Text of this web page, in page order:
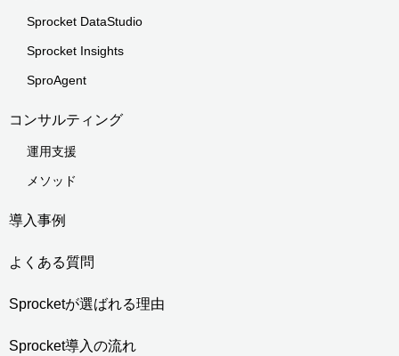
Sprocket DataStudio
Sprocket Insights
SproAgent
コンサルティング
運用支援
メソッド
導入事例
よくある質問
Sprocketが選ばれる理由
Sprocket導入の流れ